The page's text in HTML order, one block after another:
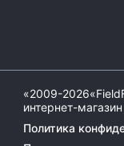
«2009-
интернет-
Политика